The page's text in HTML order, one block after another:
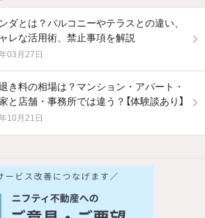
ダとは？バルコニーやテラスとの違い、
レな活用術、禁止事項を解説
03月27日
き料の相場は？マンション・アパート・
と店舗・事務所では違う？【体験談あり】
10月21日
2階以上